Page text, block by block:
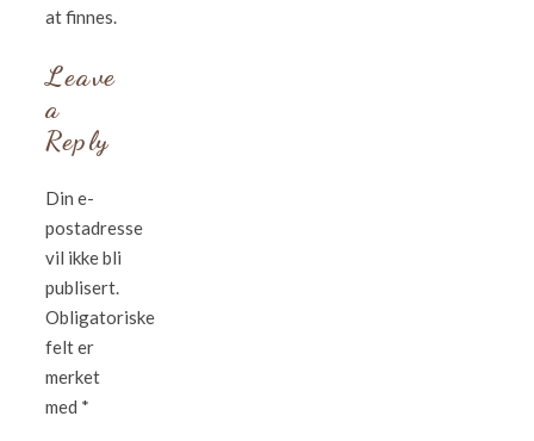
at finnes.
Leave
a
Reply
Din e-
postadresse
vil ikke bli
publisert.
Obligatoriske
felt er
merket
med *